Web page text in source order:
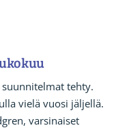
tehty.
vielä vuosi jäljellä.
varsinaiset